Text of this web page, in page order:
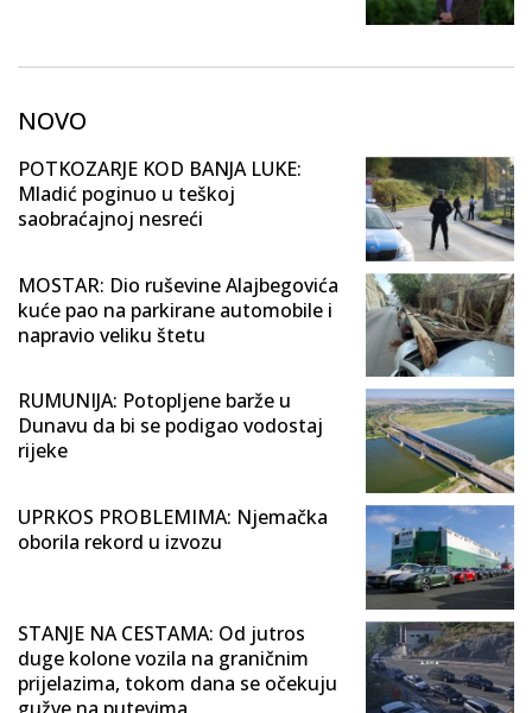
NOVO
POTKOZARJE KOD BANJA LUKE:
Mladić poginuo u teškoj
saobraćajnoj nesreći
MOSTAR: Dio ruševine Alajbegovića
kuće pao na parkirane automobile i
napravio veliku štetu
RUMUNIJA: Potopljene barže u
Dunavu da bi se podigao vodostaj
rijeke
UPRKOS PROBLEMIMA: Njemačka
oborila rekord u izvozu
STANJE NA CESTAMA: Od jutros
duge kolone vozila na graničnim
prijelazima, tokom dana se očekuju